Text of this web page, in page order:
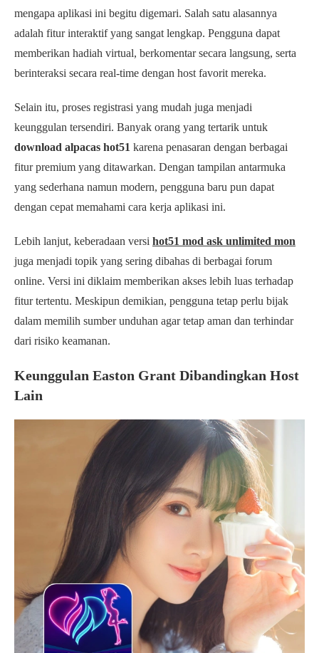
mengapa aplikasi ini begitu digemari. Salah satu alasannya
adalah fitur interaktif yang sangat lengkap. Pengguna dapat
memberikan hadiah virtual, berkomentar secara langsung, serta
berinteraksi secara real-time dengan host favorit mereka.
Selain itu, proses registrasi yang mudah juga menjadi
keunggulan tersendiri. Banyak orang yang tertarik untuk
download alpacas hot51 karena penasaran dengan berbagai
fitur premium yang ditawarkan. Dengan tampilan antarmuka
yang sederhana namun modern, pengguna baru pun dapat
dengan cepat memahami cara kerja aplikasi ini.
Lebih lanjut, keberadaan versi hot51 mod ask unlimited mon
juga menjadi topik yang sering dibahas di berbagai forum
online. Versi ini diklaim memberikan akses lebih luas terhadap
fitur tertentu. Meskipun demikian, pengguna tetap perlu bijak
dalam memilih sumber unduhan agar tetap aman dan terhindar
dari risiko keamanan.
Keunggulan Easton Grant Dibandingkan Host
Lain